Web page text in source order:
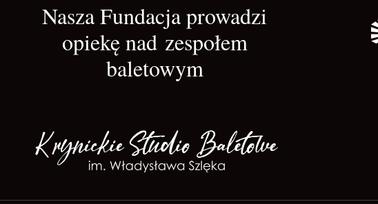
Nasza Fundacja prowadzi
opiekę nad zespołem
baletowym